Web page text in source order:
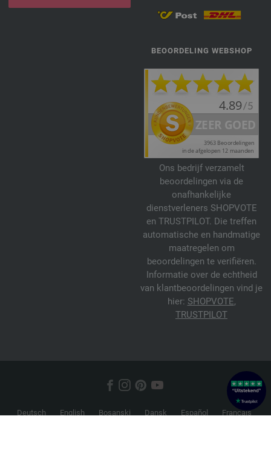
BEOORDELING WEBSHOP
Ons bedrijf verzamelt
beoordelingen via de
onafhankelijke
dienstverleners SHOPVOTE
en TRUSTPILOT. Die treffen
automatische en handmatige
maatregelen om
beoordelingen te verifiëren.
Informatie over de echtheid
van klantbeoordelingen vind je
hier: SHOPVOTE,
TRUSTPILOT
Deutsch English Bosanski Dansk Español
Français